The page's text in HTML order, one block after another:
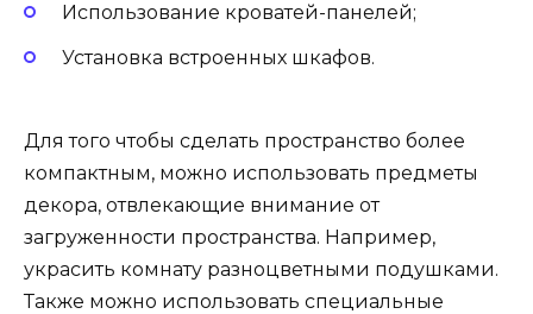
Использование кроватей-панелей;
Установка встроенных шкафов.
Для того чтобы сделать пространство более
компактным, можно использовать предметы
декора, отвлекающие внимание от
загруженности пространства. Например,
украсить комнату разноцветными подушками.
Также можно использовать специальные